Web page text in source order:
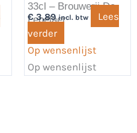
33cl – Brouwerij De
Lepelaer
€3,89 incl. btw
Lees
verder
Op wensenlijst
Op wensenlijst